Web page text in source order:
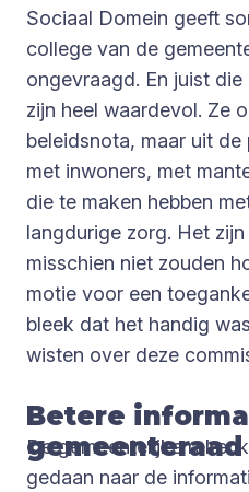
Sociaal Domein geeft
college van de
ongevraagd. En juist
zijn heel waardevol. Ze
beleidsnota, maar uit
met inwoners, met
die te maken hebben
langdurige zorg. Het
misschien niet zouden
motie voor een
bleek dat het handig
wisten over deze
Betere
gemeenteraad
De gemeentelijke
gedaan naar de